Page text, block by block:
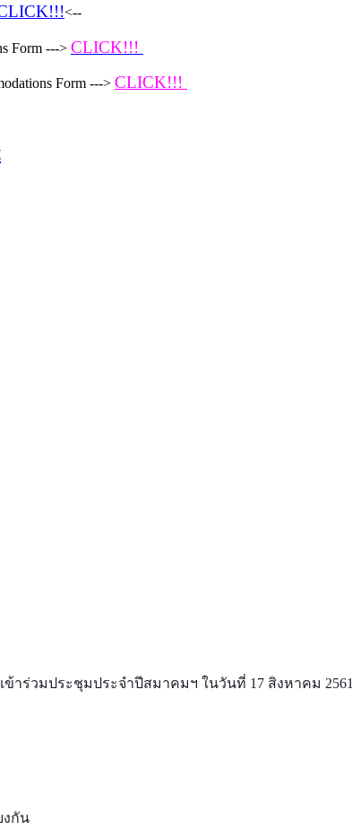
<--
Form ---> CLICK!!!
Form ---> CLICK!!!
าร่วมประชุมประจำปีสมาคมฯ ในวันที่ 17 สิงหาคม 2561
งกัน